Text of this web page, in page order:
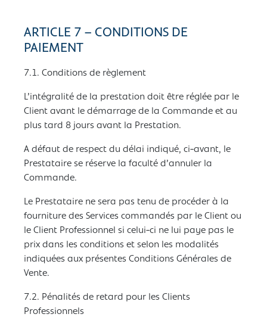
ARTICLE 7 – CONDITIONS DE
PAIEMENT
7.1. Conditions de règlement
L’intégralité de la prestation doit être réglée par le
Client avant le démarrage de la Commande et au
plus tard 8 jours avant la Prestation.
A défaut de respect du délai indiqué, ci-avant, le
Prestataire se réserve la faculté d’annuler la
Commande.
Le Prestataire ne sera pas tenu de procéder à la
fourniture des Services commandés par le Client ou
le Client Professionnel si celui-ci ne lui paye pas le
prix dans les conditions et selon les modalités
indiquées aux présentes Conditions Générales de
Vente.
7.2. Pénalités de retard pour les Clients
Professionnels